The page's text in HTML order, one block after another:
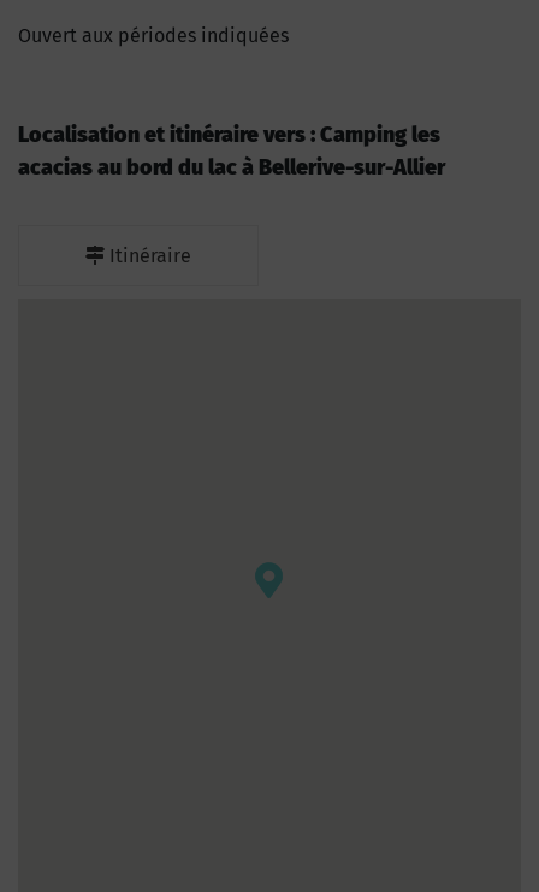
Ouvert aux périodes indiquées
Localisation et itinéraire vers : Camping les
acacias au bord du lac à Bellerive-sur-Allier
Itinéraire